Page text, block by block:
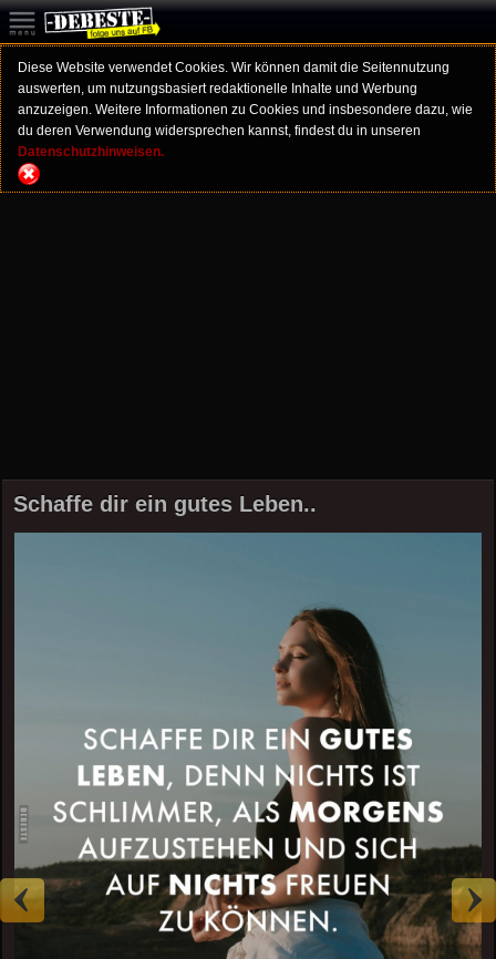
Diese Website verwendet Cookies. Wir können damit die Seitennutzung
auswerten, um nutzungsbasiert redaktionelle Inhalte und Werbung
anzuzeigen. Weitere Informationen zu Cookies und insbesondere dazu, wie
du deren Verwendung widersprechen kannst, findest du in unseren
Datenschutzhinweisen.
Schaffe dir ein gutes Leben..